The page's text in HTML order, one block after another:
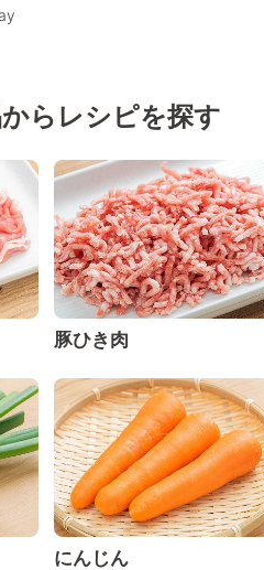
らレシピを探す
豚ひき肉
にんじん